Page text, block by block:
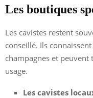
Les boutiques
Les cavistes restent
conseillé. Ils
champagnes et
usage.
Les cavistes